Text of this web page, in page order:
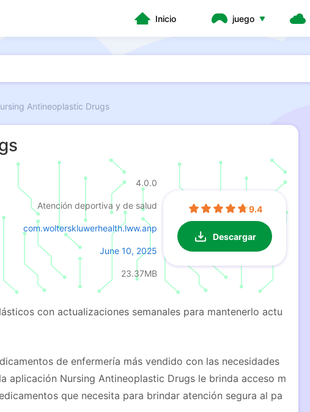
Inicio juego
Antineoplastic Drugs
4.0.0
Atención deportiva y de salud
com.wolterskluwerhealth.lww.anp
June 10, 2025
23.37MB
9.4
Descargar
con actualizaciones semanales para mantenerlo actu
de enfermería más vendido con las necesidades
aplicación Nursing Antineoplastic Drugs le brinda acceso m
que necesita para brindar atención segura al pa